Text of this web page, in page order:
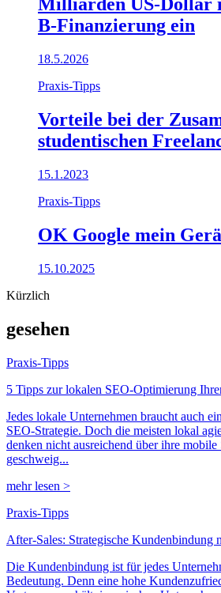
B-Finanzierung ein
18.5.2026
Praxis-Tipps
Vorteile bei der
studentischen
15.1.2023
Praxis-Tipps
OK Google mein
15.10.2025
Kürzlich
gesehen
Praxis-Tipps
5 Tipps zur lokalen SEO-Optimierung
Jedes lokale Unternehmen braucht auch
SEO-Strategie. Doch die meisten lokal
denken nicht ausreichend über ihre mobile
geschweig...
mehr lesen >
Praxis-Tipps
After-Sales: Strategische Kundenbindung
Die Kundenbindung ist für jedes
Bedeutung. Denn eine hohe